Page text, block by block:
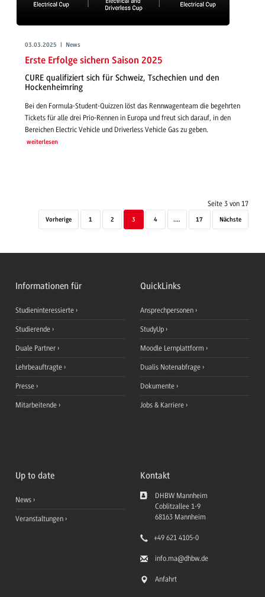
03.03.2025 | News
Erste Erfolge sichern Saison 2025
CURE qualifiziert sich für Schweiz, Tschechien und den
Hockenheimring
Bei den Formula-Student-Quizzen löst das Rennwagenteam die begehrten
Tickets für alle drei Prio-Rennen in Europa und freut sich darauf, in den
Bereichen Electric Vehicle und Driverless Vehicle Gas zu geben.
weiterlesen
Seite 3 von 17
Vorherige 1 2 3 4 .... 17 Nächste
Informationen für
Studieninteressierte
Studierende
Duale Partner
Lehrbeauftragte
Presse
Mitarbeitende
QuickLinks
Ansprechpersonen
StudyUp
Moodle Lernplattform
Dualis Notenabfrage
Dokumente
Jobs & Karriere
Up to date
News
Veranstaltungen
Kontakt
DHBW Mannheim
Coblitzallee 1-9
68163 Mannheim
+49 621 4105-0
info.ma@dhbw.de
Anfahrt